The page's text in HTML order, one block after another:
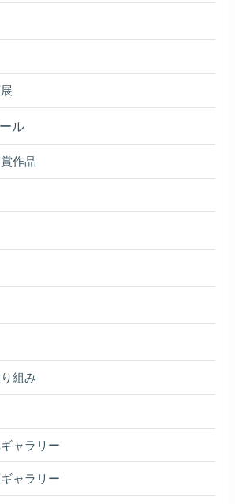
ル
作品
組み
ャラリー
ャラリー